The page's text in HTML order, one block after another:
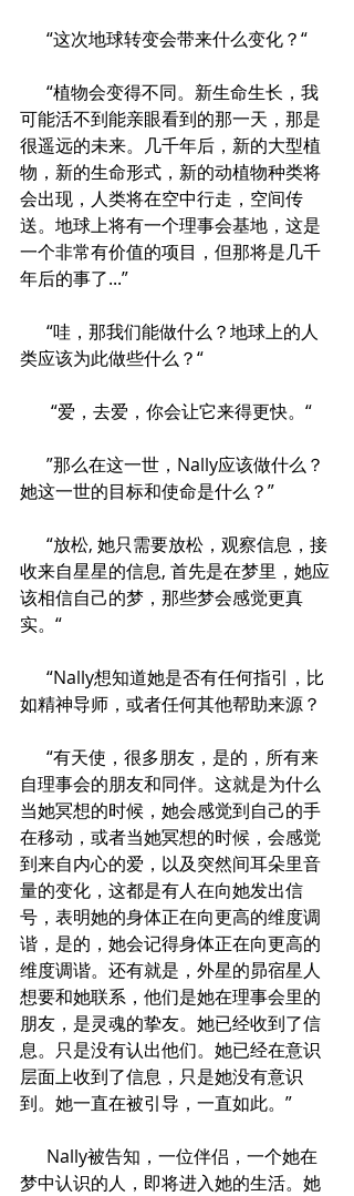
“这次地球转变会带来什么变化？“
“植物会变得不同。新生命生长，我
可能活不到能亲眼看到的那一天，那是
很遥远的未来。几千年后，新的大型植
物，新的生命形式，新的动植物种类将
会出现，人类将在空中行走，空间传
送。地球上将有一个理事会基地，这是
一个非常有价值的项目，但那将是几千
年后的事了...”
“哇，那我们能做什么？地球上的人
类应该为此做些什么？“
“爱，去爱，你会让它来得更快。“
”那么在这一世，Nally应该做什么？
她这一世的目标和使命是什么？”
“放松, 她只需要放松，观察信息，接
收来自星星的信息, 首先是在梦里，她应
该相信自己的梦，那些梦会感觉更真
实。“
“Nally想知道她是否有任何指引，比
如精神导师，或者任何其他帮助来源？
“有天使，很多朋友，是的，所有来
自理事会的朋友和同伴。这就是为什么
当她冥想的时候，她会感觉到自己的手
在移动，或者当她冥想的时候，会感觉
到来自内心的爱，以及突然间耳朵里音
量的变化，这都是有人在向她发出信
号，表明她的身体正在向更高的维度调
谐，是的，她会记得身体正在向更高的
维度调谐。还有就是，外星的昴宿星人
想要和她联系，他们是她在理事会里的
朋友，是灵魂的挚友。她已经收到了信
息。只是没有认出他们。她已经在意识
层面上收到了信息，只是她没有意识
到。她一直在被引导，一直如此。”
Nally被告知，一位伴侣，一个她在
梦中认识的人，即将进入她的生活。她